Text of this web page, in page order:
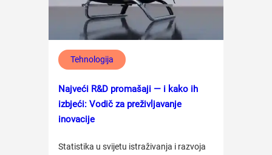
Tehnologija
Najveći R&D promašaji — i kako ih
izbjeći: Vodič za preživljavanje
inovacije
Statistika u svijetu istraživanja i razvoja